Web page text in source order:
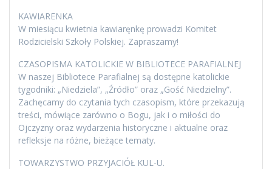
KAWIARENKA
W miesiącu kwietnia kawiaręnkę prowadzi Komitet
Rodzicielski Szkoły Polskiej. Zapraszamy!
CZASOPISMA KATOLICKIE W BIBLIOTECE PARAFIALNEJ
W naszej Bibliotece Parafialnej są dostępne katolickie
tygodniki: „Niedziela”, „Źródło” oraz „Gość Niedzielny”.
Zachęcamy do czytania tych czasopism, które przekazują
treści, mówiące zarówno o Bogu, jak i o miłości do
Ojczyzny oraz wydarzenia historyczne i aktualne oraz
refleksje na różne, bieżące tematy.
TOWARZYSTWO PRZYJACIÓŁ KUL-U.